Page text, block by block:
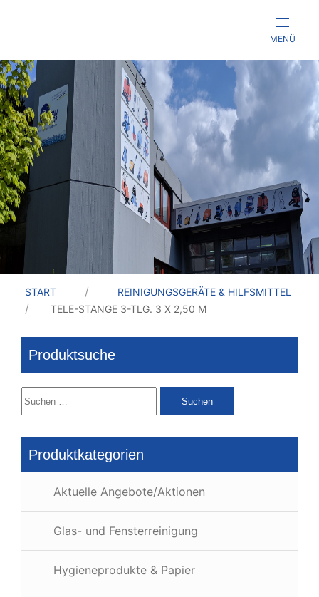
MENÜ
START
REINIGUNGSGERÄTE & HILFSMITTEL
TELE-STANGE 3-TLG. 3 X 2,50 M
Produktsuche
Suchen
nach:
Produktkategorien
Aktuelle Angebote/Aktionen
Glas- und Fensterreinigung
Hygieneprodukte & Papier